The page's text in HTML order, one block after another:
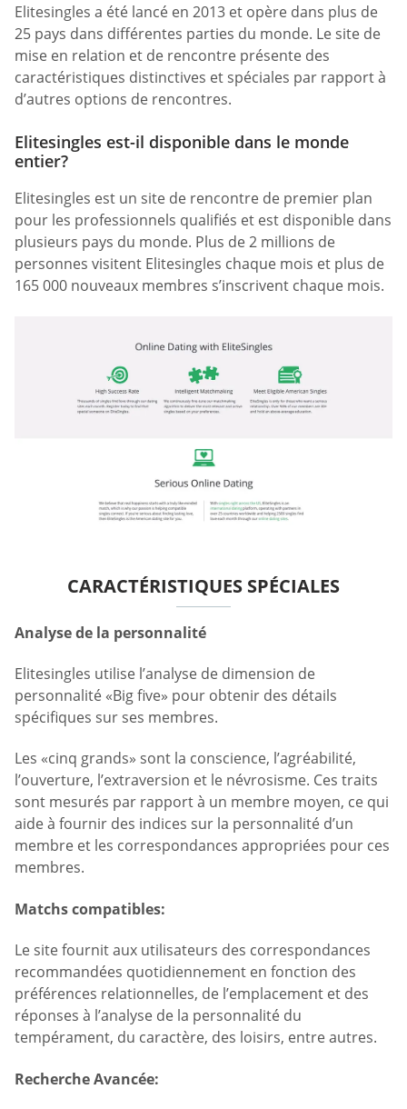
Elitesingles a été lancé en 2013 et opère dans plus de
25 pays dans différentes parties du monde. Le site de
mise en relation et de rencontre présente des
caractéristiques distinctives et spéciales par rapport à
d’autres options de rencontres.
Elitesingles est-il disponible dans le monde
entier?
Elitesingles est un site de rencontre de premier plan
pour les professionnels qualifiés et est disponible dans
plusieurs pays du monde. Plus de 2 millions de
personnes visitent Elitesingles chaque mois et plus de
165 000 nouveaux membres s’inscrivent chaque mois.
CARACTÉRISTIQUES SPÉCIALES
Analyse de la personnalité
Elitesingles utilise l’analyse de dimension de
personnalité «Big five» pour obtenir des détails
spécifiques sur ses membres.
Les «cinq grands» sont la conscience, l’agréabilité,
l’ouverture, l’extraversion et le névrosisme. Ces traits
sont mesurés par rapport à un membre moyen, ce qui
aide à fournir des indices sur la personnalité d’un
membre et les correspondances appropriées pour ces
membres.
Matchs compatibles:
Le site fournit aux utilisateurs des correspondances
recommandées quotidiennement en fonction des
préférences relationnelles, de l’emplacement et des
réponses à l’analyse de la personnalité du
tempérament, du caractère, des loisirs, entre autres.
Recherche Avancée: